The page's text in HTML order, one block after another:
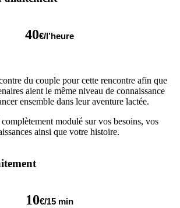
40€/l’heure
du couple pour cette rencontre afin que
aient le même niveau de connaissance
ensemble dans leur aventure lactée.
modulé sur vos besoins, vos
ainsi que votre histoire.
10€/15 min